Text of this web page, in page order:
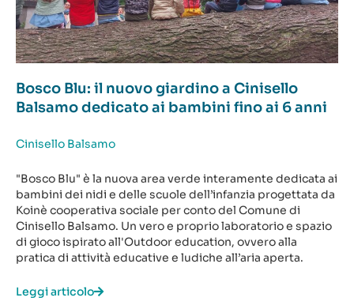
Bosco Blu: il nuovo giardino a Cinisello
Balsamo dedicato ai bambini fino ai 6 anni
Cinisello Balsamo
"Bosco Blu" è la nuova area verde interamente dedicata ai
bambini dei nidi e delle scuole dell’infanzia progettata da
Koinè cooperativa sociale per conto del Comune di
Cinisello Balsamo. Un vero e proprio laboratorio e spazio
di gioco ispirato all'Outdoor education, ovvero alla
pratica di attività educative e ludiche all’aria aperta.
Leggi articolo